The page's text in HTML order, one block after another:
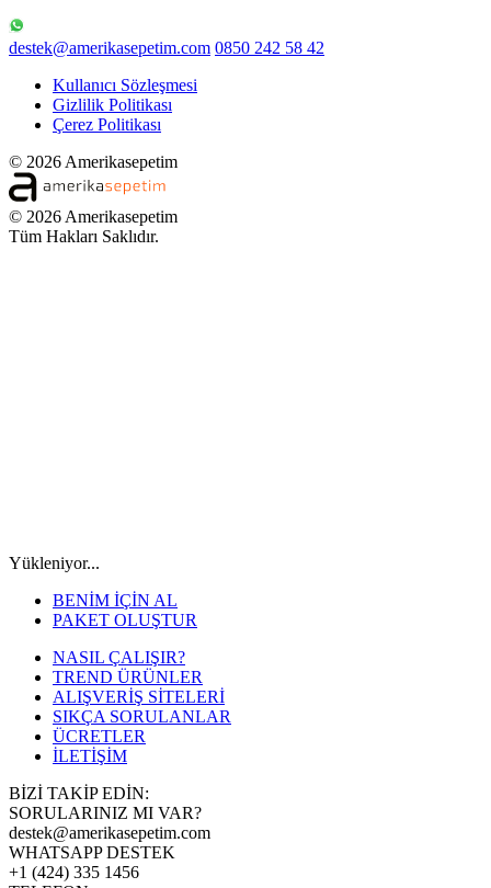
destek@amerikasepetim.com 0850 242 58 42
Kullanıcı Sözleşmesi
Gizlilik Politikası
Çerez Politikası
© 2026 Amerikasepetim
© 2026 Amerikasepetim
Tüm Hakları Saklıdır.
Yükleniyor...
BENİM İÇİN AL
PAKET OLUŞTUR
NASIL ÇALIŞIR?
TREND ÜRÜNLER
ALIŞVERİŞ SİTELERİ
SIKÇA SORULANLAR
ÜCRETLER
İLETİŞİM
BİZİ TAKİP EDİN:
SORULARINIZ MI VAR?
destek@amerikasepetim.com
WHATSAPP DESTEK
+1 (424) 335 1456